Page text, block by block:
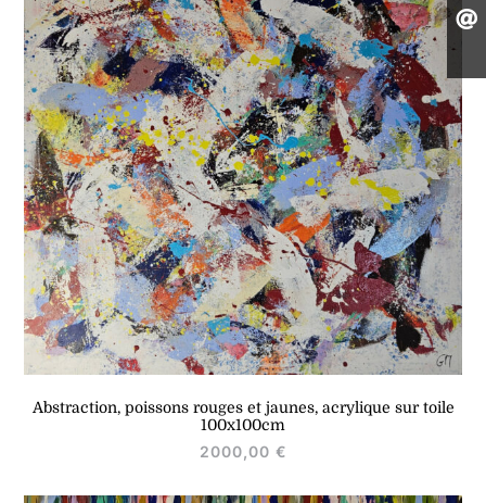
Abstraction, poissons rouges et jaunes, acrylique sur toile
100x100cm
2000,00 €